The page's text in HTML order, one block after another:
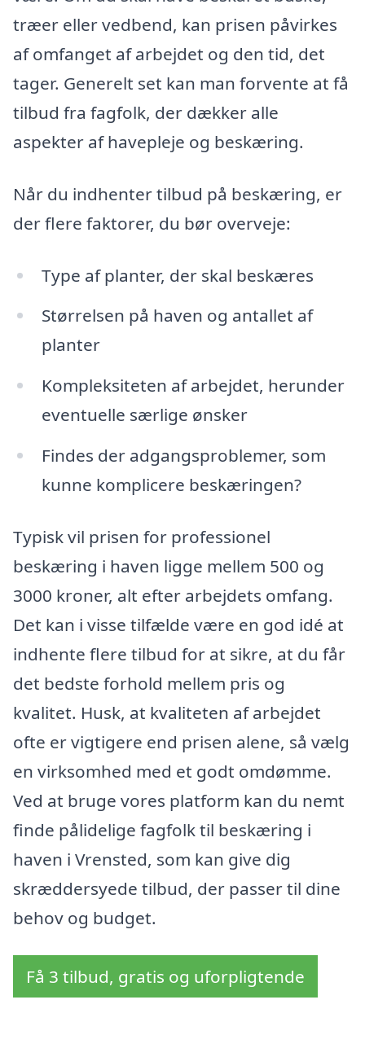
træer eller vedbend, kan prisen påvirkes
af omfanget af arbejdet og den tid, det
tager. Generelt set kan man forvente at få
tilbud fra fagfolk, der dækker alle
aspekter af havepleje og beskæring.
Når du indhenter tilbud på beskæring, er
der flere faktorer, du bør overveje:
Type af planter, der skal beskæres
Størrelsen på haven og antallet af
planter
Kompleksiteten af arbejdet, herunder
eventuelle særlige ønsker
Findes der adgangsproblemer, som
kunne komplicere beskæringen?
Typisk vil prisen for professionel
beskæring i haven ligge mellem 500 og
3000 kroner, alt efter arbejdets omfang.
Det kan i visse tilfælde være en god idé at
indhente flere tilbud for at sikre, at du får
det bedste forhold mellem pris og
kvalitet. Husk, at kvaliteten af arbejdet
ofte er vigtigere end prisen alene, så vælg
en virksomhed med et godt omdømme.
Ved at bruge vores platform kan du nemt
finde pålidelige fagfolk til beskæring i
haven i Vrensted, som kan give dig
skræddersyede tilbud, der passer til dine
behov og budget.
Få 3 tilbud, gratis og uforpligtende